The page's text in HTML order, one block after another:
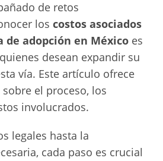
de retos
los costos asociados
adopción en México es
desean expandir su
vía. Este artículo ofrece
el proceso, los
involucrados.
legales hasta la
cada paso es crucial